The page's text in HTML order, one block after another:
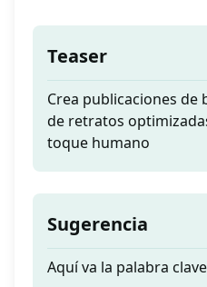
Teaser
Crea publicaciones
de retratos
toque humano
Sugerencia
Aquí va la palabra clave